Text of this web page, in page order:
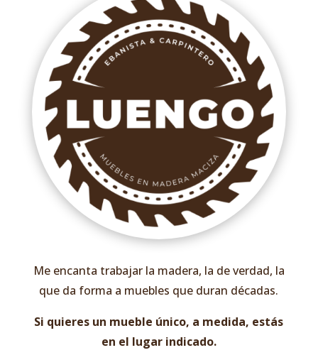
Me encanta trabajar la madera, la de verdad, la
que da forma a muebles que duran décadas.
Si quieres un mueble único, a medida, estás
en el lugar indicado.